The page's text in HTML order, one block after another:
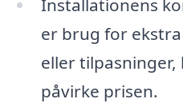
Installationens
er brug for
eller tilpasninger,
påvirke prisen.